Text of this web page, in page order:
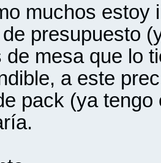
muchos estoy
presupuesto
de mesa que lo
a este
pack (ya